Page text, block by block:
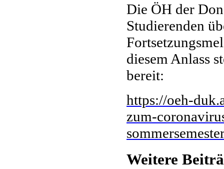
Die ÖH der
Studierenden
diesem Anlass
bereit:
https://oeh-
zum-
Weitere